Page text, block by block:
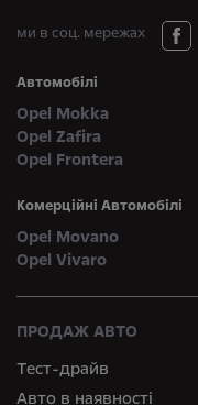
ми в соц. мережах
Автомобілі
Opel Mokka
Opel Zafira
Opel Frontera
Комерційні Автомобілі
Opel Movano
Opel Vivaro
ПРОДАЖ АВТО
Тест-драйв
Авто в наявності